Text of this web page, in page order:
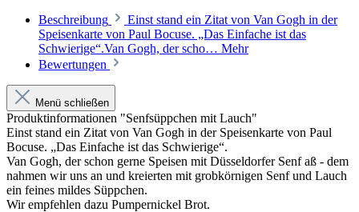
Beschreibung
Einst stand ein Zitat von Van Gogh in der
Speisenkarte von Paul Bocuse. „Das Einfache ist das
Schwierige“.Van Gogh, der scho… Mehr
Bewertungen
Menü schließen
Produktinformationen "Senfsüppchen mit Lauch"
Einst stand ein Zitat von Van Gogh in der Speisenkarte von Paul
Bocuse. „Das Einfache ist das Schwierige“.
Van Gogh, der schon gerne Speisen mit Düsseldorfer Senf aß - dem
nahmen wir uns an und kreierten mit grobkörnigen Senf und Lauch
ein feines mildes Süppchen.
Wir empfehlen dazu Pumpernickel Brot.